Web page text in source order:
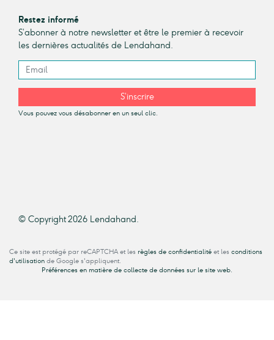
Restez informé
S’abonner à notre newsletter et être le premier à recevoir
les dernières actualités de Lendahand.
S’inscrire
Vous pouvez vous désabonner en un seul clic.
© Copyright 2026 Lendahand.
Ce site est protégé par reCAPTCHA et les règles de confidentialité et les conditions
d'utilisation de Google s'appliquent.
Préférences en matière de collecte de données sur le site web.